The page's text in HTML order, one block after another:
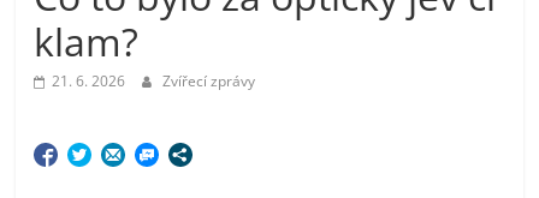
klam?
21. 6. 2026 Zvířecí zprávy